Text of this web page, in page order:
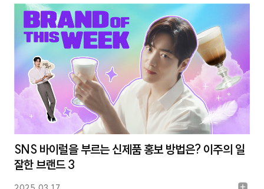
SNS 바이럴을 부르는 신제품 홍보 방법은? 이주의 일
잘한 브랜드 3